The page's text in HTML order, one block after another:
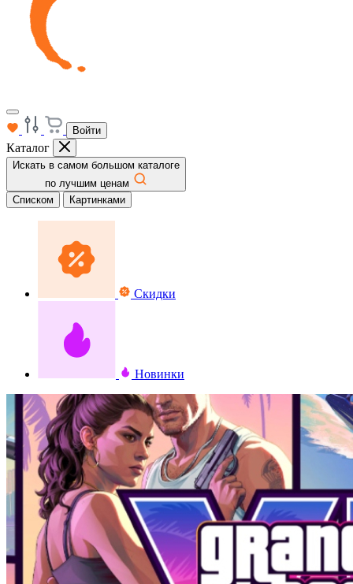
Войти
Каталог
Искать в самом большом каталоге
по лучшим ценам
Списком
Картинками
Скидки
Новинки